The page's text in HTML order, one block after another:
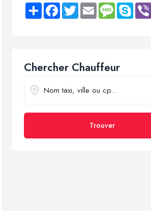
Share FacebookTwitter Email MessageSkype
Chercher Chauffeur
Trouver